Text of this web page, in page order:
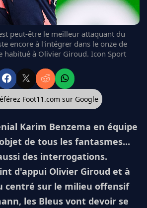
peut-être le meilleur attaquant du
encore à l'intégrer dans le onze de
habitué à Olivier Giroud. Icon Sport
Foot11.com sur Google
Karim Benzema en équipe
de tous les fantasmes...
des interrogations.
d'appui Olivier Giroud et à
centré sur le milieu offensif
les Bleus vont devoir se